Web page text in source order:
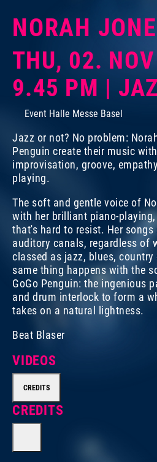
NORAH
THU, 02.
9.45 PM |
Event Halle Messe Basel
Jazz or not? No problem:
Penguin create their music
improvisation, groove,
playing.
The soft and gentle voice of
with her brilliant piano-
that's hard to resist. Her
auditory canals, regardless of
classed as jazz, blues,
same thing happens with the
GoGo Penguin: the ingenious
and drum interlock to form a
takes on a natural lightness.
Beat Blaser
VIDEOS
CREDITS
CREDITS